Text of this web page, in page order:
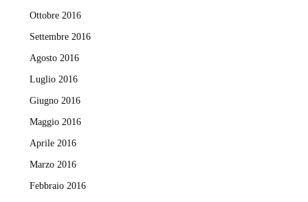
Ottobre 2016
Settembre 2016
Agosto 2016
Luglio 2016
Giugno 2016
Maggio 2016
Aprile 2016
Marzo 2016
Febbraio 2016